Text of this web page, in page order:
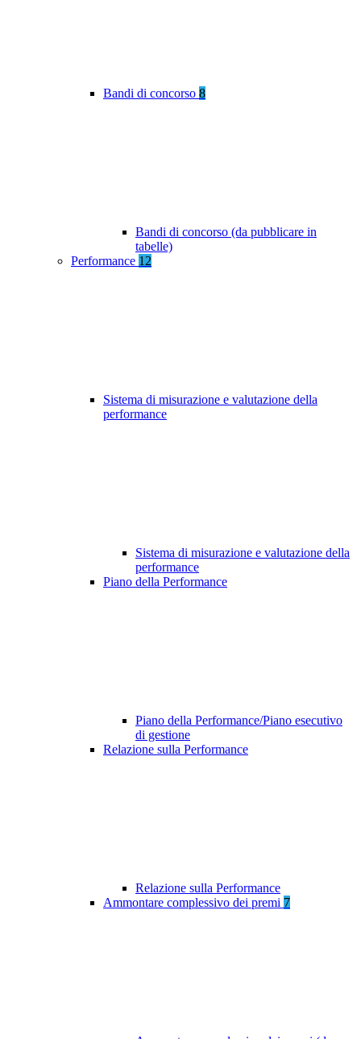
Bandi di concorso 8
Bandi di concorso (da pubblicare in
tabelle)
Performance 12
Sistema di misurazione e valutazione della
performance
Sistema di misurazione e valutazione della
performance
Piano della Performance
Piano della Performance/Piano esecutivo
di gestione
Relazione sulla Performance
Relazione sulla Performance
Ammontare complessivo dei premi 7